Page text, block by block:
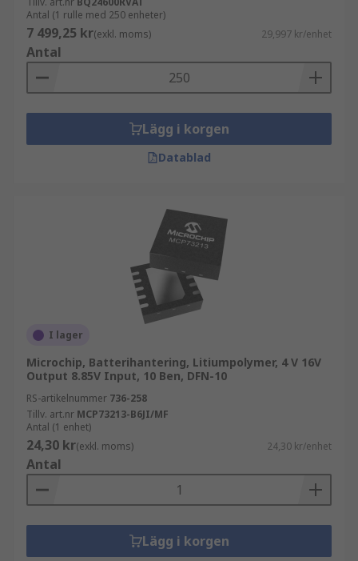
Antal (1 rulle med 250 enheter)
7 499,25 kr(exkl. moms) 29,997 kr/enhet
Antal
Lägg i korgen
Datablad
I lager
Microchip, Batterihantering, Litiumpolymer, 4 V 16V
Output 8.85V Input, 10 Ben, DFN-10
RS-artikelnummer 736-258
Tillv. art.nr MCP73213-B6JI/MF
Antal (1 enhet)
24,30 kr(exkl. moms) 24,30 kr/enhet
Antal
Lägg i korgen